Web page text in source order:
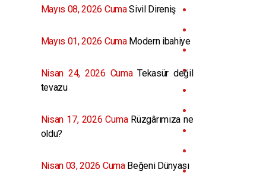
Mayıs 08, 2026 CumaSivil Direniş
Mayıs 01, 2026 CumaModern ibahiye
Nisan 24, 2026 CumaTekasür değil
tevazu
Nisan 17, 2026 CumaRüzgârımıza ne
oldu?
Nisan 03, 2026 CumaBeğeni Dünyası